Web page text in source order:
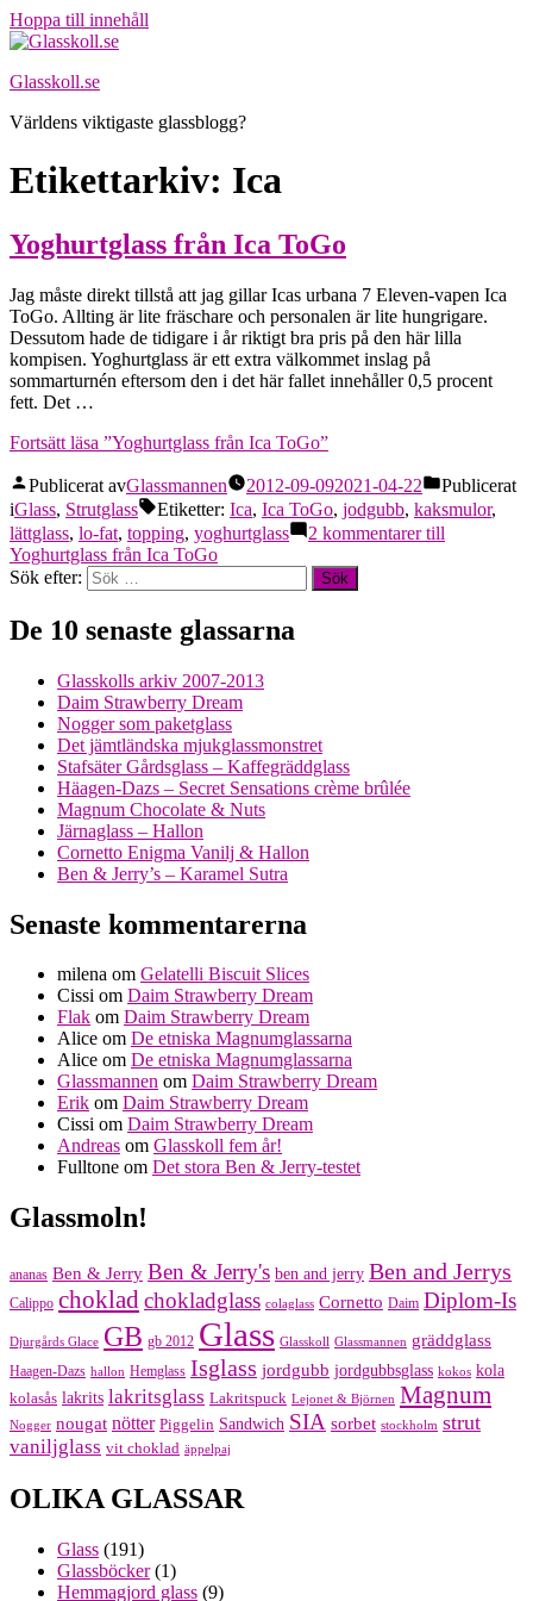
Hoppa till innehåll
Glasskoll.se
Världens viktigaste glassblogg?
Etikettarkiv: Ica
Yoghurtglass från Ica ToGo
Jag måste direkt tillstå att jag gillar Icas urbana 7 Eleven-vapen Ica
ToGo. Allting är lite fräschare och personalen är lite hungrigare.
Dessutom hade de tidigare i år riktigt bra pris på den här lilla
kompisen. Yoghurtglass är ett extra välkommet inslag på
sommarturnén eftersom den i det här fallet innehåller 0,5 procent
fett. Det …
Fortsätt läsa ”Yoghurtglass från Ica ToGo”
Publicerat avGlassmannen 2012-09-092021-04-22
Publicerat
iGlass, Strutglass Etiketter: Ica, Ica ToGo, jodgubb, kaksmulor,
lättglass, lo-fat, topping, yoghurtglass 2 kommentarertill
Yoghurtglass från Ica ToGo
Sök efter:
De 10 senaste glassarna
Glasskolls arkiv 2007-2013
Daim Strawberry Dream
Nogger som paketglass
Det jämtländska mjukglassmonstret
Stafsäter Gårdsglass – Kaffegräddglass
Häagen-Dazs – Secret Sensations crème brûlée
Magnum Chocolate & Nuts
Järnaglass – Hallon
Cornetto Enigma Vanilj & Hallon
Ben & Jerry’s – Karamel Sutra
Senaste kommentarerna
milena om Gelatelli Biscuit Slices
Cissi om Daim Strawberry Dream
Flak om Daim Strawberry Dream
Alice om De etniska Magnumglassarna
Alice om De etniska Magnumglassarna
Glassmannen om Daim Strawberry Dream
Erik om Daim Strawberry Dream
Cissi om Daim Strawberry Dream
Andreas om Glasskoll fem år!
Fulltone om Det stora Ben & Jerry-testet
Glassmoln!
ananas Ben & Jerry Ben & Jerry's ben and jerry Ben and Jerrys
Calippo choklad chokladglass colaglass Cornetto Daim Diplom-Is
Djurgårds Glace GB gb 2012 Glass Glasskoll Glassmannen gräddglass
Haagen-Dazs hallon Hemglass Isglass jordgubb jordgubbsglass kokos kola
kolasås lakrits lakritsglass Lakritspuck Lejonet & Björnen Magnum
Nogger nougat nötter Piggelin Sandwich SIA sorbet stockholm strut
vaniljglass vit choklad äppelpaj
OLIKA GLASSAR
Glass (191)
Glassböcker(1)
Hemmagjord glass (9)